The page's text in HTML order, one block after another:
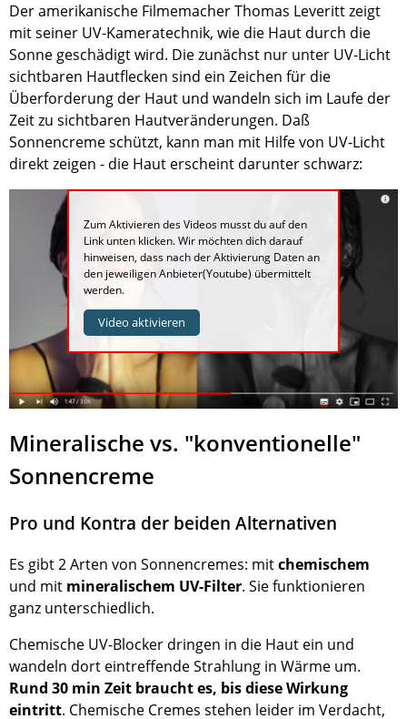
Der amerikanische Filmemacher Thomas Leveritt zeigt
mit seiner UV-Kameratechnik, wie die Haut durch die
Sonne geschädigt wird. Die zunächst nur unter UV-Licht
sichtbaren Hautflecken sind ein Zeichen für die
Überforderung der Haut und wandeln sich im Laufe der
Zeit zu sichtbaren Hautveränderungen. Daß
Sonnencreme schützt, kann man mit Hilfe von UV-Licht
direkt zeigen - die Haut erscheint darunter schwarz:
Zum Aktivieren des Videos musst du auf den
Link unten klicken. Wir möchten dich darauf
hinweisen, dass nach der Aktivierung Daten an
den jeweiligen Anbieter(Youtube) übermittelt
werden.
Video aktivieren
Mineralische vs. "konventionelle"
Sonnencreme
Pro und Kontra der beiden Alternativen
Es gibt 2 Arten von Sonnencremes: mitchemischem
und mit mineralischem UV-Filter. Sie funktionieren
ganz unterschiedlich.
Chemische UV-Blocker dringen in die Haut ein und
wandeln dort eintreffende Strahlung in Wärme um.
Rund 30 min Zeit braucht es, bis diese Wirkung
eintritt. Chemische Cremes stehen leider im Verdacht,